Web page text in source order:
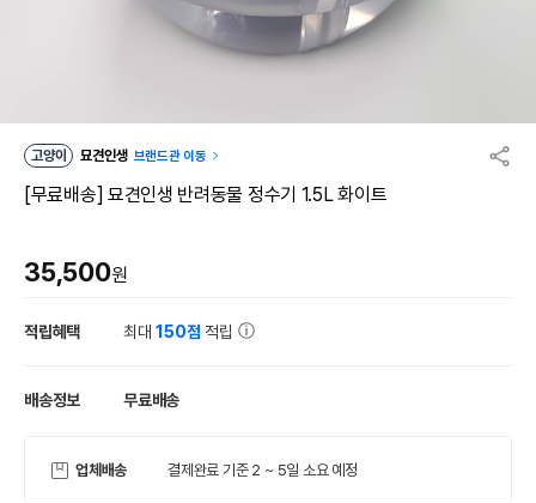
고양이 묘견인생 브랜드관 이동
[무료배송] 묘견인생 반려동물 정수기 1.5L 화이트
35,500원
적립혜택 최대150점 적립
배송정보 무료배송
업체배송 결제완료 기준 2 ~ 5일 소요 예정